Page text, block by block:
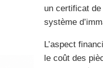
un certificat
système
L’aspect
le coût des